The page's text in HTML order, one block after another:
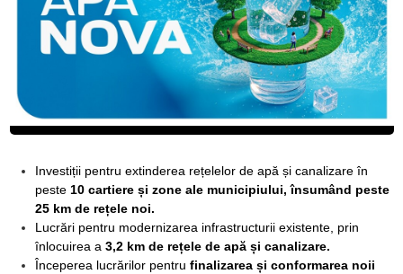
Investiții pentru extinderea rețelelor de apă și canalizare în
peste 10 cartiere și zone ale municipiului, însumând peste
25 km de rețele noi.
Lucrări pentru modernizarea infrastructurii existente, prin
înlocuirea a 3,2 km de rețele de apă și canalizare.
Începerea lucrărilor pentru finalizarea și conformarea noii